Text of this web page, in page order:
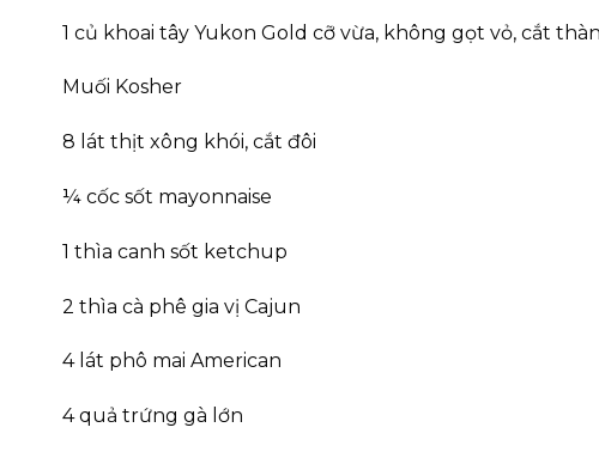
1 củ khoai tây Yukon Gold cỡ vừa, không gọt vỏ, cắt
Muối Kosher
8 lát thịt xông khói, cắt đôi
¼ cốc sốt mayonnaise
1 thìa canh sốt ketchup
2 thìa cà phê gia vị Cajun
4 lát phô mai American
4 quả trứng gà lớn